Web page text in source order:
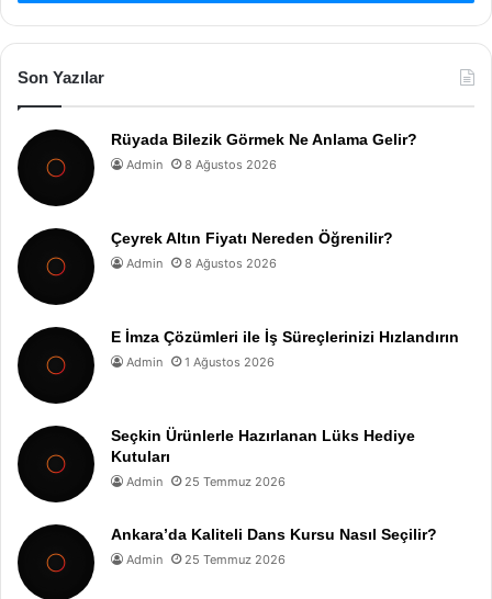
Son Yazılar
Rüyada Bilezik Görmek Ne Anlama Gelir?
Admin 8 Ağustos 2026
Çeyrek Altın Fiyatı Nereden Öğrenilir?
Admin 8 Ağustos 2026
E İmza Çözümleri ile İş Süreçlerinizi Hızlandırın
Admin 1 Ağustos 2026
Seçkin Ürünlerle Hazırlanan Lüks Hediye
Kutuları
Admin 25 Temmuz 2026
Ankara’da Kaliteli Dans Kursu Nasıl Seçilir?
Admin 25 Temmuz 2026